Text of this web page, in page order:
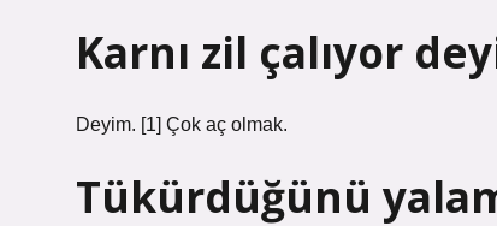
Karnı zil çalıyor
Deyim. [1] Çok aç olmak.
Tükürdüğünü